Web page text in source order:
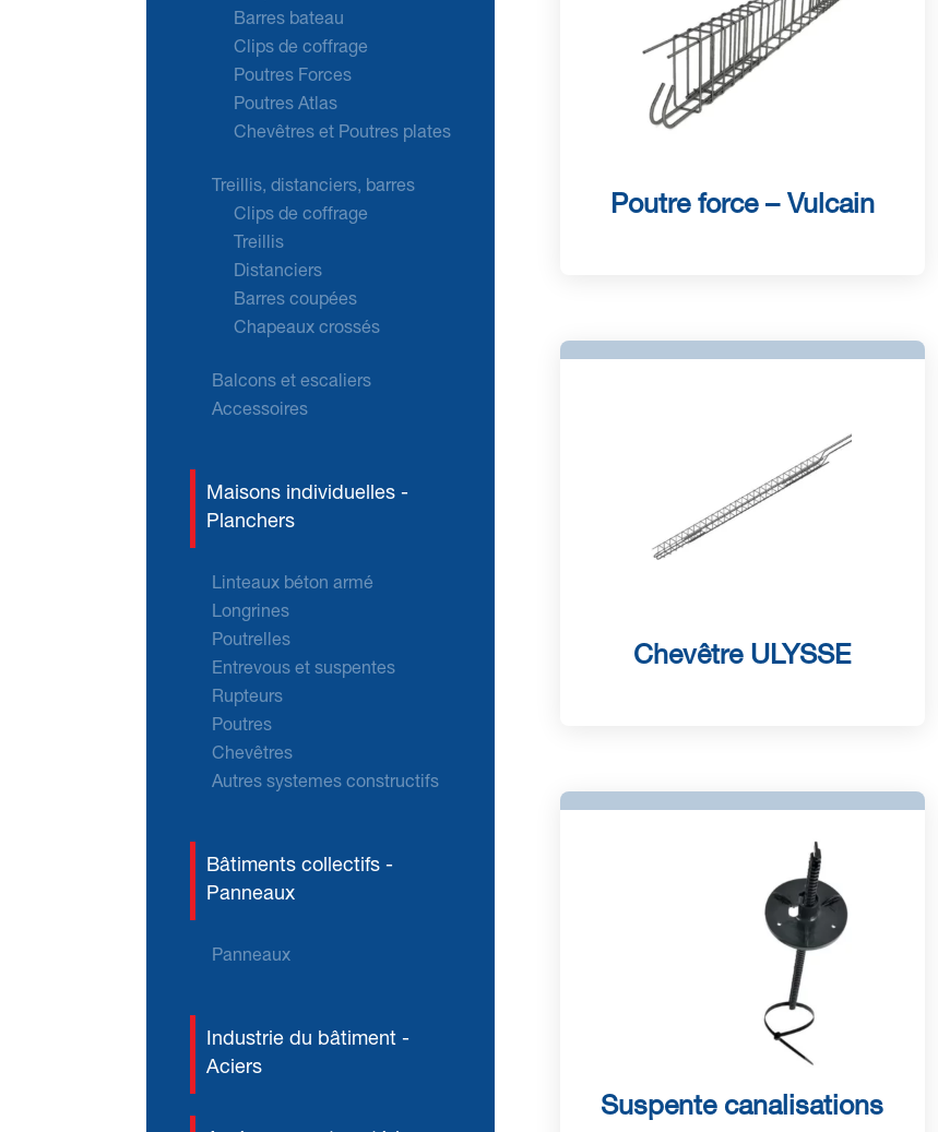
Barres bateau
Clips de coffrage
Poutres Forces
Poutres Atlas
Chevêtres et Poutres plates
Treillis, distanciers, barres
Clips de coffrage
Treillis
Distanciers
Barres coupées
Chapeaux crossés
Balcons et escaliers
Accessoires
Maisons individuelles -
Planchers
Linteaux béton armé
Longrines
Poutrelles
Entrevous et suspentes
Rupteurs
Poutres
Chevêtres
Autres systemes constructifs
Bâtiments collectifs -
Panneaux
Panneaux
Industrie du bâtiment -
Aciers
Poutre force – Vulcain
Chevêtre ULYSSE
Suspente canalisations